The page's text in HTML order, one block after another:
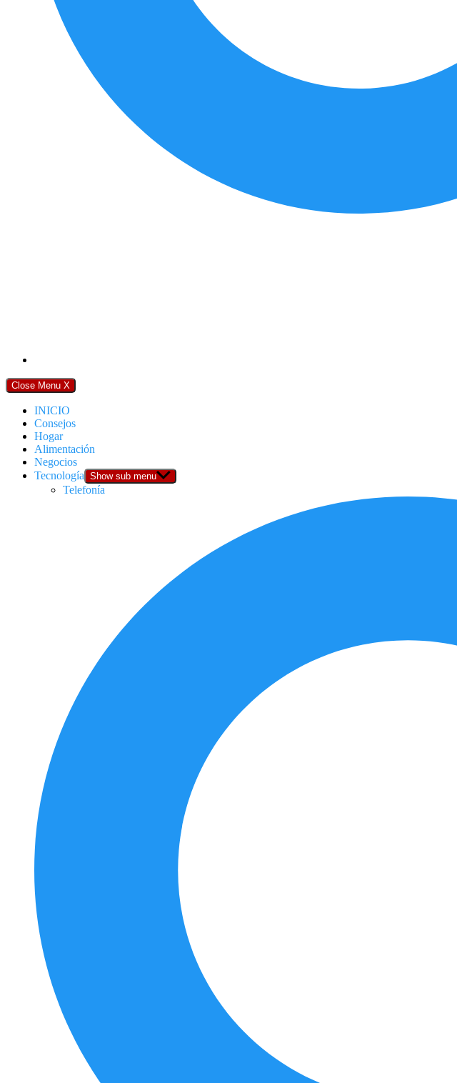
Close Menu X
INICIO
Consejos
Hogar
Alimentación
Negocios
Tecnología Show sub menu
Telefonía